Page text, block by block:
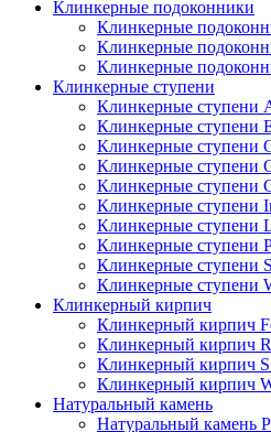
Клинкерные подоконники
Клинкерные
Клинкерные
Клинкерные
Клинкерные ступени
Клинкерные ступени
Клинкерные ступени
Клинкерные ступени
Клинкерные ступени
Клинкерные ступени
Клинкерные ступени
Клинкерные ступени
Клинкерные ступени
Клинкерные ступени
Клинкерные ступени
Клинкерный кирпич
Клинкерный кирпич
Клинкерный кирпич
Клинкерный кирпич
Клинкерный кирпич
Натуральный камень
Натуральный камень